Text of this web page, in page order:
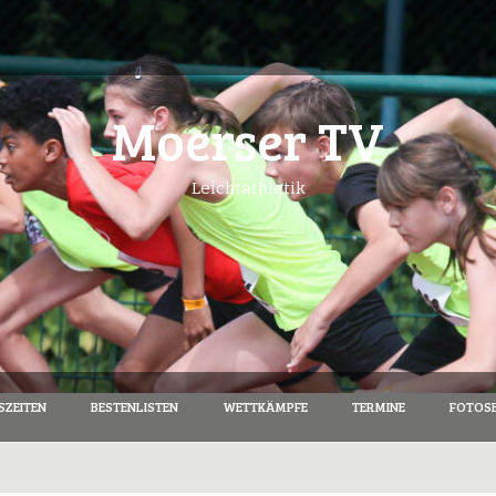
Moerser TV
Leichtathletik
BESTENLISTEN WETTKÄMPFE TERMINE